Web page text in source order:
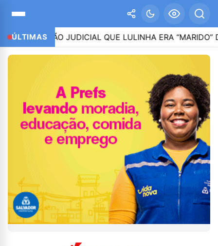
ÚLTIMAS
JUDICIAL QUE LULINHA ERA “MARIDO” DE